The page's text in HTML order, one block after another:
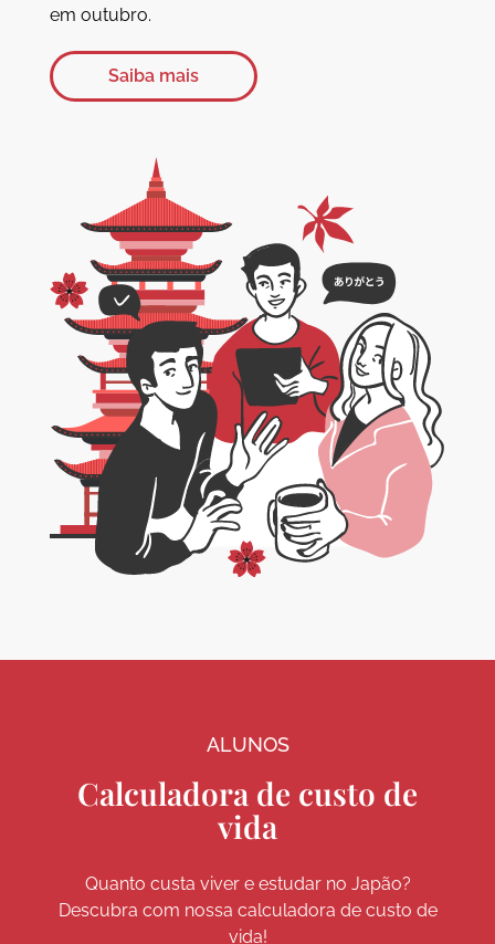
em outubro.
Saiba mais
ALUNOS
Calculadora de custo de
vida
Quanto custa viver e estudar no Japão?
Descubra com nossa calculadora de custo de
vida!